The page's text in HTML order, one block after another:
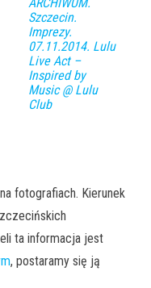
Szczecin.
Imprezy.
07.11.2014. Lulu
Live Act –
Inspired by
Music @ Lulu
Club
fotografiach. Kierunek
ta informacja jest
, postaramy się ją